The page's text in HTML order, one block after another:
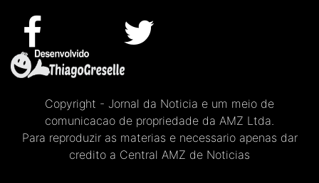
Copyright - Jornal da Noticia e um meio de
comunicacao de propriedade da AMZ Ltda.
Para reproduzir as materias e necessario apenas dar
credito a Central AMZ de Noticias